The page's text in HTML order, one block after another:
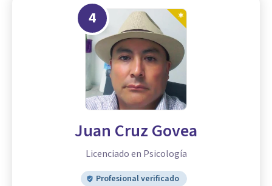
4
Juan Cruz Govea
Licenciado en Psicología
Profesional verificado